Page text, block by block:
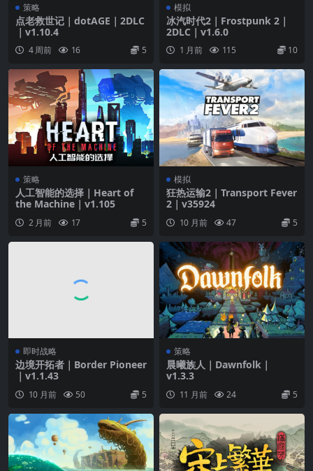
策略
点老救世记｜dotAGE｜2DLC
｜v1.10.4
4 周前 16 5
模拟
冰汽时代2｜Frostpunk 2｜
2DLC｜v1.6.0
1 月前 115 10
策略
人工智能的选择｜Heart of
the Machine｜v1.105
2 月前 17 5
模拟
狂热运输2｜Transport Fever
2｜v35924
10 月前 47 5
即时战略
边境开拓者｜Border Pioneer
｜v1.1.43
10 月前 50 5
策略
晨曦族人｜Dawnfolk｜
v1.3.3
11 月前 24 5